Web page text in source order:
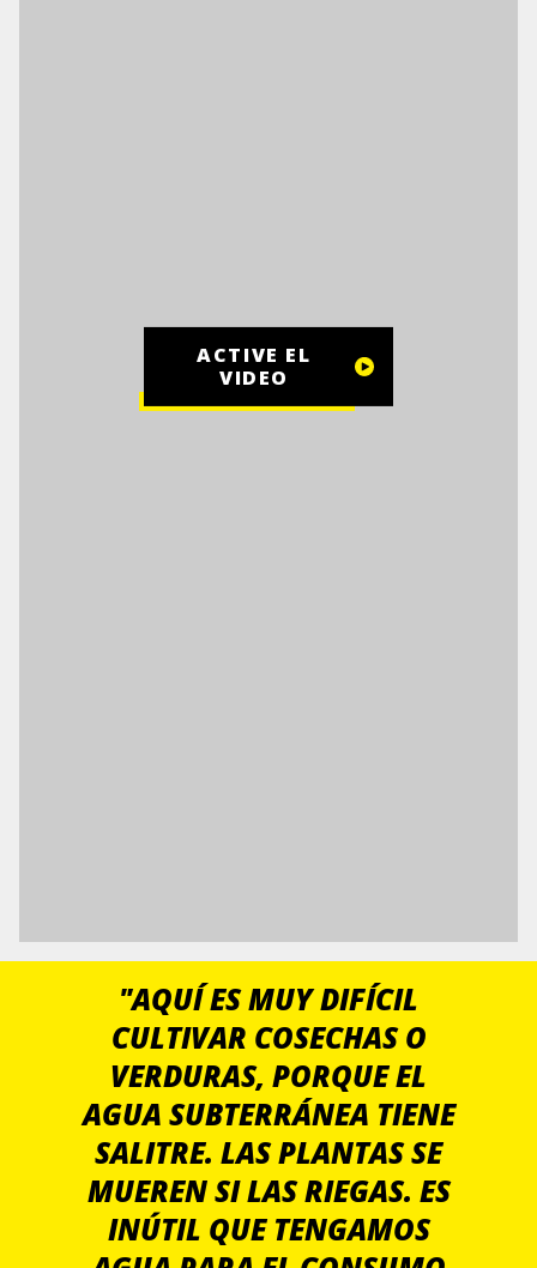
ACTIVE EL
VIDEO
"AQUÍ ES MUY DIFÍCIL
CULTIVAR COSECHAS O
VERDURAS, PORQUE EL
AGUA SUBTERRÁNEA TIENE
SALITRE. LAS PLANTAS SE
MUEREN SI LAS RIEGAS. ES
INÚTIL QUE TENGAMOS